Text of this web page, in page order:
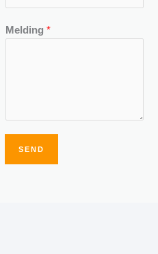
Melding *
SEND